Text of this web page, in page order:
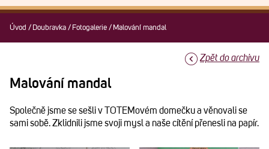
Úvod / Doubravka / Fotogalerie / Malování mandal
Zpět do archivu
Malování mandal
Společně jsme se sešli v TOTEMovém domečku a věnovali se
sami sobě. Zklidnili jsme svoji mysl a naše cítění přenesli na papír.